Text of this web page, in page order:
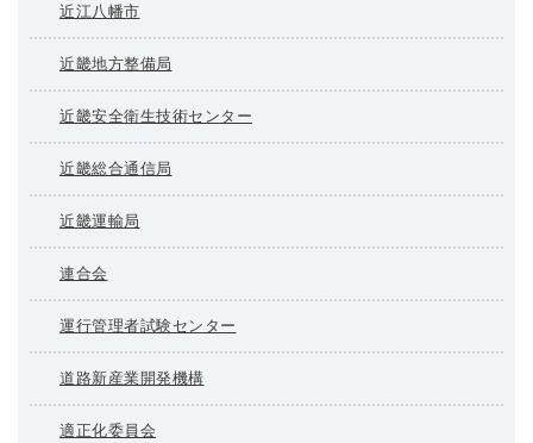
近江八幡市
近畿地方整備局
近畿安全衛生技術センター
近畿総合通信局
近畿運輸局
連合会
運行管理者試験センター
道路新産業開発機構
適正化委員会